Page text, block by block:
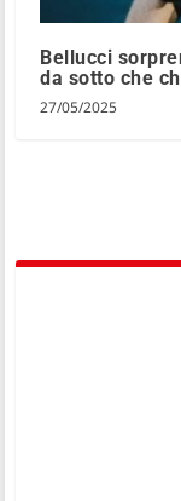
Bellucci
da sotto che
27/05/2025